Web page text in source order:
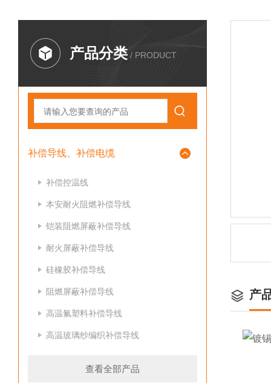
产品分类 / PRODUCT
补偿导线、补偿电缆
补偿控温线
本安耐火阻燃补偿导线
铠装阻燃屏蔽补偿导线
耐火屏蔽补偿导线
硅橡胶补偿导线
阻燃屏蔽补偿导线
高温氟塑料补偿导线
高温玻璃纱编织补偿导线
查看全部产品
产